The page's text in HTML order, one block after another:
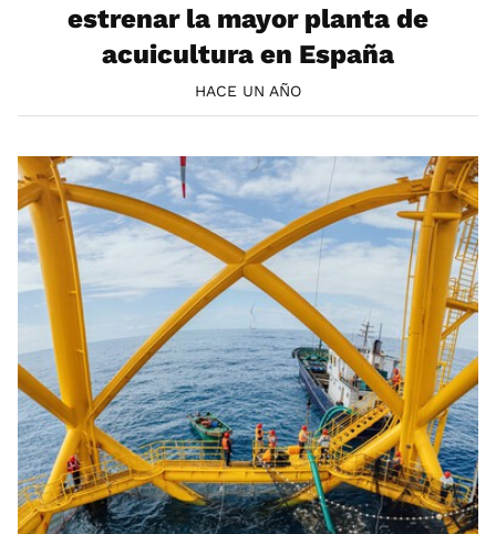
estrenar la mayor planta de
acuicultura en España
HACE UN AÑO